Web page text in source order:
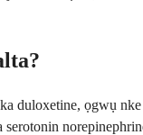
duloxetine, ọgwụ